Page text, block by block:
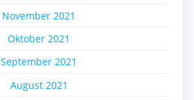
November 2021
Oktober 2021
September 2021
August 2021